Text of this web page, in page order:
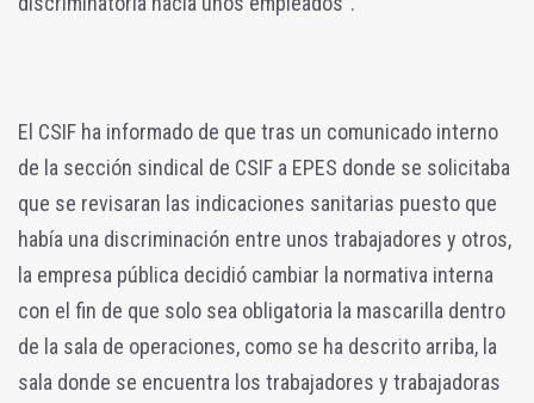
El CSIF ha informado de que tras un comunicado interno
de la sección sindical de CSIF a EPES donde se solicitaba
que se revisaran las indicaciones sanitarias puesto que
había una discriminación entre unos trabajadores y otros,
la empresa pública decidió cambiar la normativa interna
con el fin de que solo sea obligatoria la mascarilla dentro
de la sala de operaciones, como se ha descrito arriba, la
sala donde se encuentra los trabajadores y trabajadoras